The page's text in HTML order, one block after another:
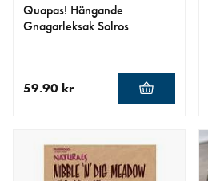
Quapas! Hängande
Gnagarleksak Solros
59.90 kr